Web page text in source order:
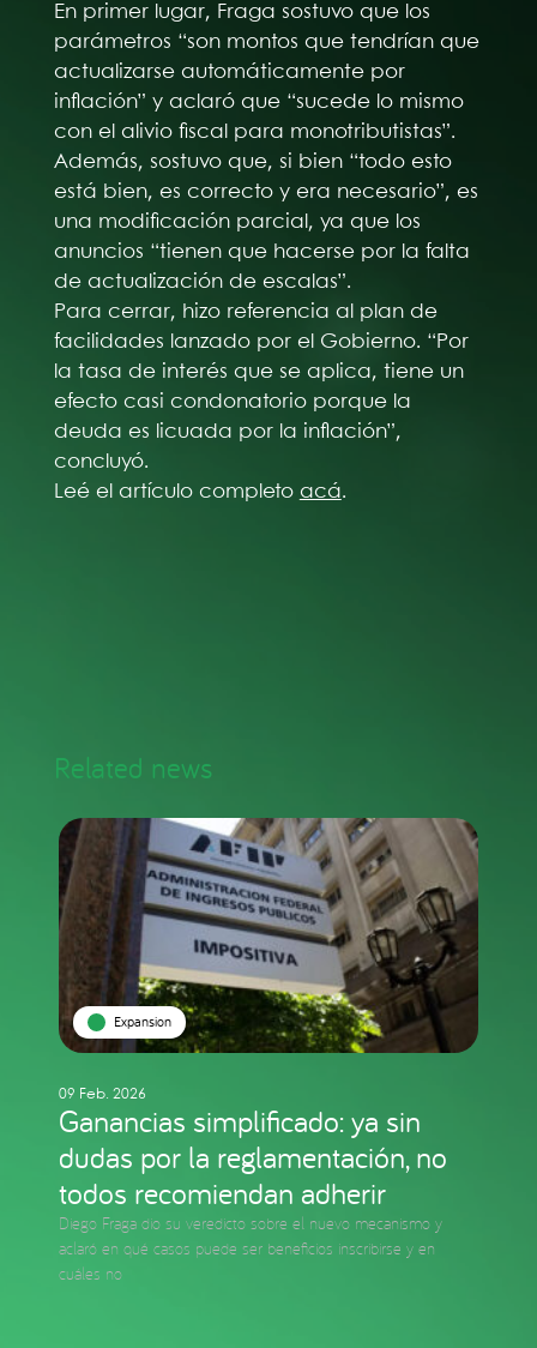
En primer lugar, Fraga sostuvo que los
parámetros “son montos que tendrían que
actualizarse automáticamente por
inflación” y aclaró que “sucede lo mismo
con el alivio fiscal para monotributistas”.
Además, sostuvo que, si bien “todo esto
está bien, es correcto y era necesario”, es
una modificación parcial, ya que los
anuncios “tienen que hacerse por la falta
de actualización de escalas”.
Para cerrar, hizo referencia al plan de
facilidades lanzado por el Gobierno. “Por
la tasa de interés que se aplica, tiene un
efecto casi condonatorio porque la
deuda es licuada por la inflación”,
concluyó.
Leé el artículo completo acá.
Related news
Expansion
09 Feb. 2026
Ganancias simplificado: ya sin
dudas por la reglamentación, no
todos recomiendan adherir
Diego Fraga dio su veredicto sobre el nuevo mecanismo y
aclaró en qué casos puede ser beneficios inscribirse y en
cuáles no